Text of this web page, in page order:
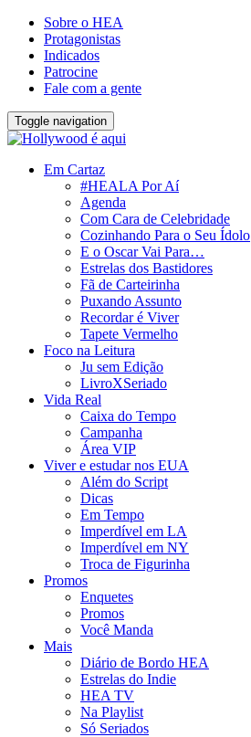
Sobre o HEA
Protagonistas
Indicados
Patrocine
Fale com a gente
Toggle navigation
Em Cartaz
#HEALA Por Aí
Agenda
Com Cara de Celebridade
Cozinhando Para o Seu Ídolo
E o Oscar Vai Para…
Estrelas dos Bastidores
Fã de Carteirinha
Puxando Assunto
Recordar é Viver
Tapete Vermelho
Foco na Leitura
Ju sem Edição
LivroXSeriado
Vida Real
Caixa do Tempo
Campanha
Área VIP
Viver e estudar nos EUA
Além do Script
Dicas
Em Tempo
Imperdível em LA
Imperdível em NY
Troca de Figurinha
Promos
Enquetes
Promos
Você Manda
Mais
Diário de Bordo HEA
Estrelas do Indie
HEA TV
Na Playlist
Só Seriados